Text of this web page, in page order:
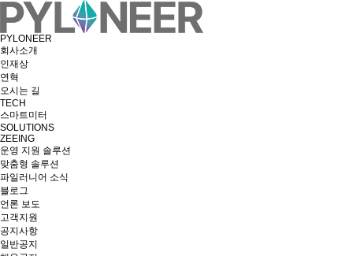
PYLONEER
회사소개
인재상
연혁
오시는 길
TECH
스마트미터
SOLUTIONS
ZEEING
운영 지원 솔루션
맞춤형 솔루션
파일러니어 소식
블로그
언론 보도
고객지원
공지사항
일반공지